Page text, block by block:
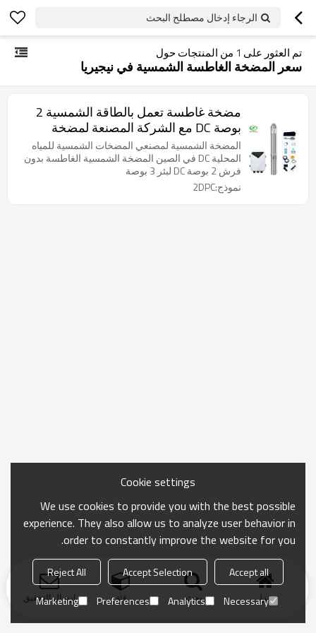
الرجاء إدخال مصطلح البحث
تم العثور على 1 من المنتجات حول
سعر المضخة الغاطسة الشمسية في نيجيريا
مضخة غاطسة تعمل بالطاقة الشمسية 2
بوصة DC مع الشركة المصنعة لمضخة
الطاقة الشمسية المكره البلاستيكية
المضخة الشمسية لمصنعي المضخات الشمسية للمياه
المحلية DC في الصين المضخة الشمسية الغاطسة بدون
فرش 2 بوصة DC لبئر 3 بوصة
نموذج:2DPC
منزل بحث فئة ارسال التحقيق
Cookie settings
We use cookies to provide you with the best possible
experience. They also allow us to analyze user behavior in
order to constantly improve the website for you.
Accept all
Accept Selection
Reject All
Necessary
Analytics
Preferences
Marketing